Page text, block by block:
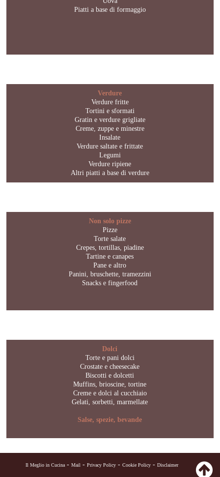
Piatti a base di formaggio
Verdure
Verdure fritte
Tortini e sformati
Gratin e verdure grigliate
Creme, zuppe e minestre
Insalate
Verdure saltate e frittate
Legumi
Verdure ripiene
Altri piatti a base di verdure
Non solo pizze
Pizze
Torte salate
Crepes, tortillas, piadine
Tartine e canapes
Pane e altro
Panini, bruschette, tramezzini
Snacks e fingerfood
Dolci
Torte e pani dolci
Crostate e cheesecake
Biscotti e dolcetti
Muffins, brioscine, tortine
Creme e dolci al cucchiaio
Gelati, sorbetti, marmellate
Salse, spezie, bevande
Il Meglio in Cucina- Mail - Privacy Policy- Cookie Policy- Disclaimer